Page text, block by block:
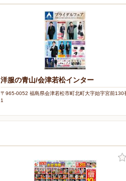
洋服の青山/会津若松インター
〒965-0052 福島県会津若松市町北町大字始字宮前130
1